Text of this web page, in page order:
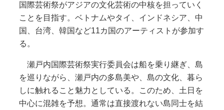
国際芸術祭がアジアの文化芸術の中核を担っていく
ことを目指す。ベトナムやタイ、インドネシア、中
国、台湾、韓国など11カ国のアーティストが参加す
る。
瀬戸内国際芸術祭実行委員会は船を乗り継ぎ、島
を巡りながら、瀬戸内の多島美や、島の文化、暮ら
しに触れること魅力としている。このため、土日を
中心に混雑を予想。通常は直接渡れない島同士を結